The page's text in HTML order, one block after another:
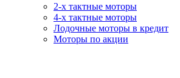
2-х тактные моторы
4-х тактные моторы
Лодочные моторы в кредит
Моторы по акции